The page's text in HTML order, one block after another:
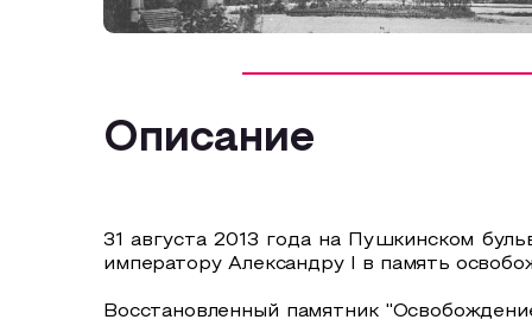
Описание
31 августа 2013 года на Пушкинском
императору Александру I в память
Восстановленный памятник